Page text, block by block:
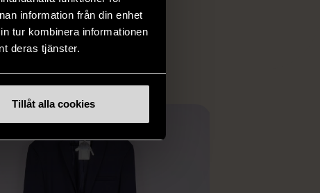
information från din enhet
tur kombinera informationen
deras tjänster.
Tillåt alla cookies
i vanliga butiker.